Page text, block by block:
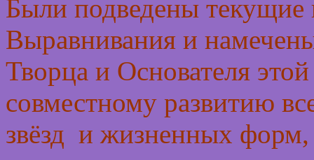
Были подведены текущие
Выравнивания и
Творца и Основателя
совместному развитию
звёзд и жизненных